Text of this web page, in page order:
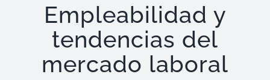
Empleabilidad y
tendencias del
mercado laboral